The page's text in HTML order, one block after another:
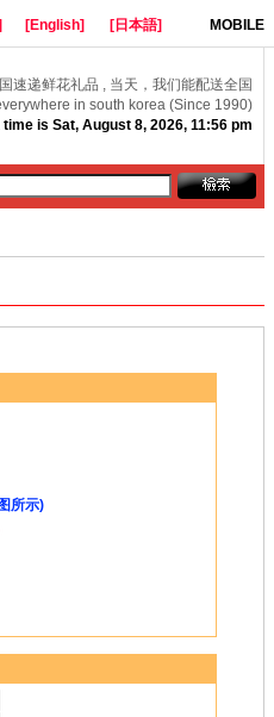
[English] [日本語] MOBILE
速递鲜花礼品 , 当天，我们能配送全国
in south korea (Since 1990)
is Sat, August 8, 2026, 11:56 pm
所示)